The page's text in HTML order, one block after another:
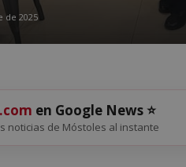
de 2025
en Google News ⭐
noticias de Móstoles al instante